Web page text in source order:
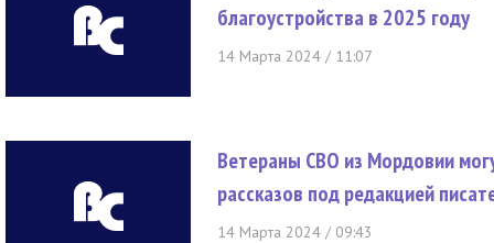
благоустройства в 2025 году
14 Марта 2024 / 11:07
Ветераны СВО из Мордовии
рассказов под редакцией
14 Марта 2024 / 09:43